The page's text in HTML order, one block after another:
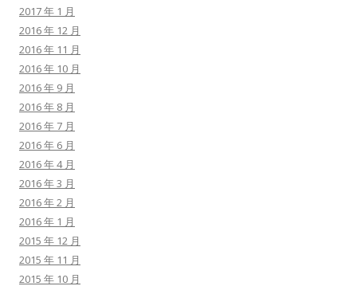
2017 年 1 月
2016 年 12 月
2016 年 11 月
2016 年 10 月
2016 年 9 月
2016 年 8 月
2016 年 7 月
2016 年 6 月
2016 年 4 月
2016 年 3 月
2016 年 2 月
2016 年 1 月
2015 年 12 月
2015 年 11 月
2015 年 10 月